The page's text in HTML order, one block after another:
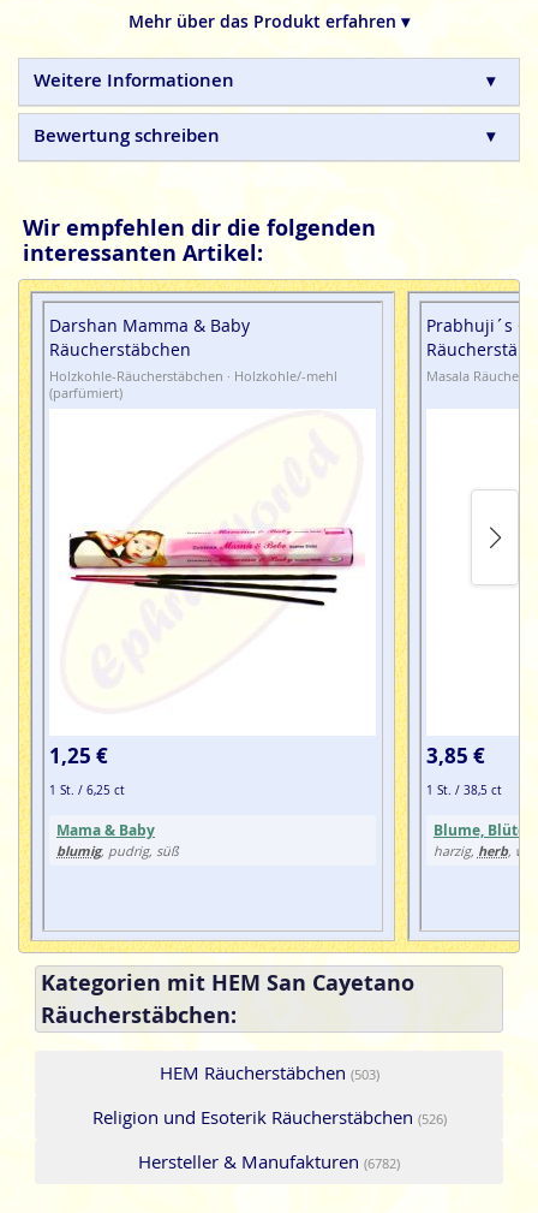
hergestellte Naturprodukte, ohne tierische, toxische oder
Mehr über das Produkt erfahren ▾
Weitere Informationen
Bewertung schreiben
Wir empfehlen dir die folgenden
interessanten Artikel:
Darshan Mamma & Baby
Räucherstäbchen
Holzkohle-Räucherstäbchen · Holzkohle/-mehl
(parfümiert)
1,25 €
1 St. / 6,25 ct
Mama & Baby
blumig, pudrig, süß
Prabhuji´s
Masala
3,85 €
1 St. / 38,5 ct
Blume, Blüte
harzig, herb,
Kategorien mit HEM San Cayetano
Räucherstäbchen:
HEM Räucherstäbchen (503)
Religion und Esoterik Räucherstäbchen (526)
Hersteller & Manufakturen (6782)